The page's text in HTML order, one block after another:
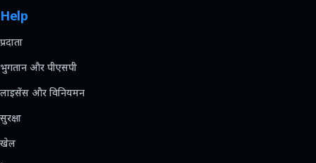
Help
प्रदाता
भुगतान और पीएसपी
लाइसेंस और विनियमन
सुरक्षा
खेल